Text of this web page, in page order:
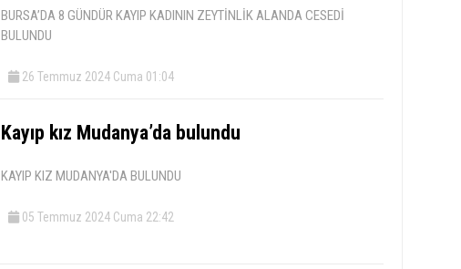
BURSA’DA 8 GÜNDÜR KAYIP KADININ ZEYTİNLİK ALANDA CESEDİ
BULUNDU
26 Temmuz 2024 Cuma 01:04
Kayıp kız Mudanya’da bulundu
KAYIP KIZ MUDANYA'DA BULUNDU
05 Temmuz 2024 Cuma 22:42